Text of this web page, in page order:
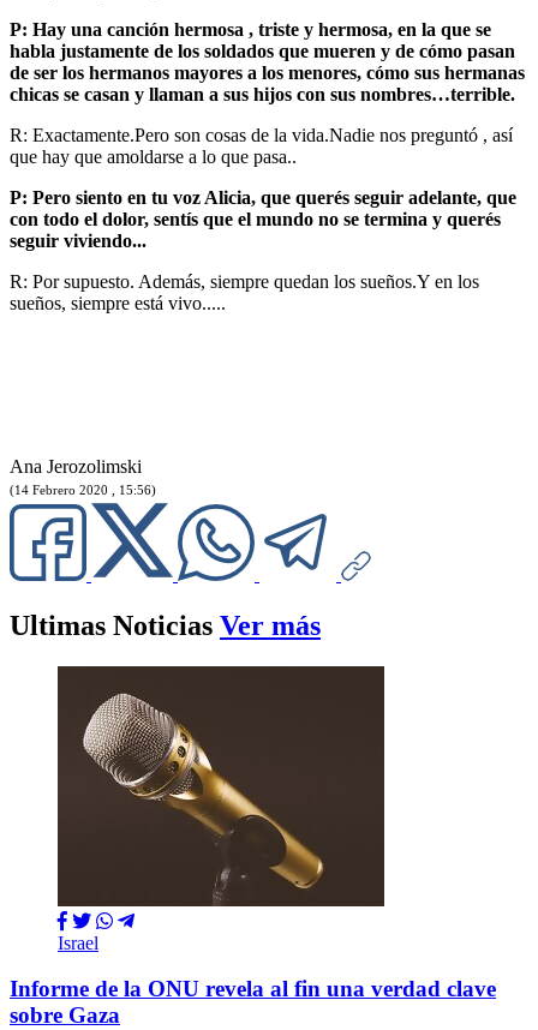
P: Hay una canción hermosa , triste y hermosa, en la que se
habla justamente de los soldados que mueren y de cómo pasan
de ser los hermanos mayores a los menores, cómo sus hermanas
chicas se casan y llaman a sus hijos con sus nombres…terrible.
R: Exactamente.Pero son cosas de la vida.Nadie nos preguntó , así
que hay que amoldarse a lo que pasa..
P: Pero siento en tu voz Alicia, que querés seguir adelante, que
con todo el dolor, sentís que el mundo no se termina y querés
seguir viviendo...
R: Por supuesto. Además, siempre quedan los sueños.Y en los
sueños, siempre está vivo.....
Ana Jerozolimski
(14 Febrero 2020 , 15:56)
Ultimas Noticias Ver más
Israel
Informe de la ONU revela al fin una verdad clave
sobre Gaza